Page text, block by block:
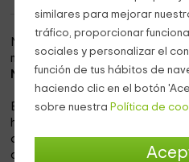
similares para mejorar
tráfico, proporcionar
sociales y personalizar el
función de tus hábitos de
haciendo clic en el botón
sobre nuestra Política de
Nuestro acogedor alojamiento
municipio deIzalzu, en el valle
Navarra.
Es una casa tradicional de
hemos rehabilitado
de la misma, para que te
casa.